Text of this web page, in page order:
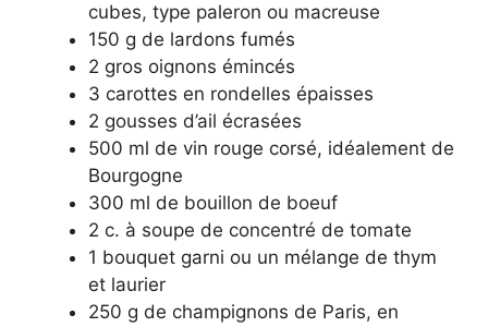
cubes, type paleron ou macreuse
150 g de lardons fumés
2 gros oignons émincés
3 carottes en rondelles épaisses
2 gousses d’ail écrasées
500 ml de vin rouge corsé, idéalement de
Bourgogne
300 ml de bouillon de boeuf
2 c. à soupe de concentré de tomate
1 bouquet garni ou un mélange de thym
et laurier
250 g de champignons de Paris, en